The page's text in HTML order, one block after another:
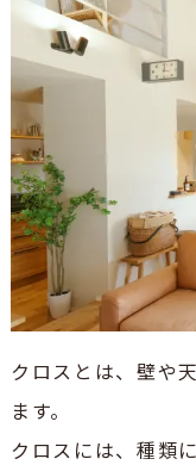
クロスとは、壁や
ます。
クロスには、種類